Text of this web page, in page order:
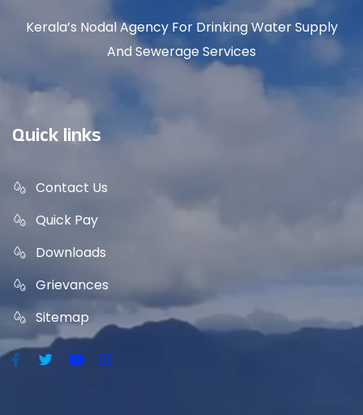
Kerala’s Nodal Agency For Drinking Water Supply
And Sewerage Services
Quick links
Contact Us
Quick Pay
Downloads
Grievances
Sitemap